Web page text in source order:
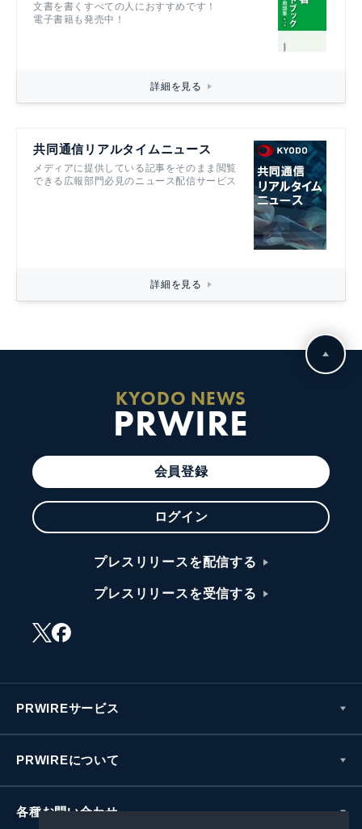
文書を書くすべての人におすすめです！
電子書籍も発売中！
詳細を見る
共同通信リアルタイムニュース
メディアに提供している記事をそのまま閲覧
できる広報部門必見のニュース配信サービス
詳細を見る
KYODO NEWS
PRWIRE
会員登録
ログイン
プレスリリースを配信する
プレスリリースを受信する
PRWIREサービス
PRWIREについて
各種お問い合わせ